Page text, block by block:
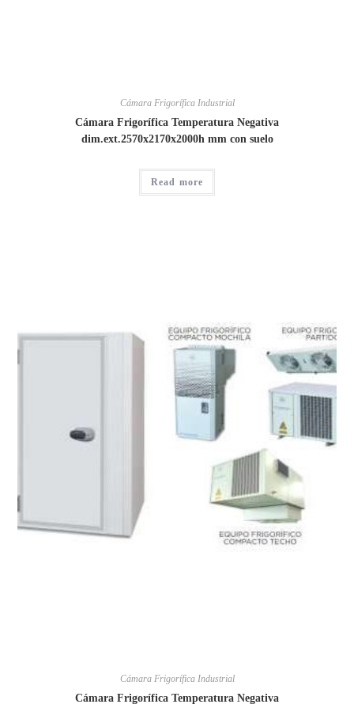
Cámara Frigorífica Industrial
Cámara Frigorífica Temperatura Negativa
dim.ext.2570x2170x2000h mm con suelo
Read more
Cámara Frigorífica Industrial
Cámara Frigorífica Temperatura Negativa